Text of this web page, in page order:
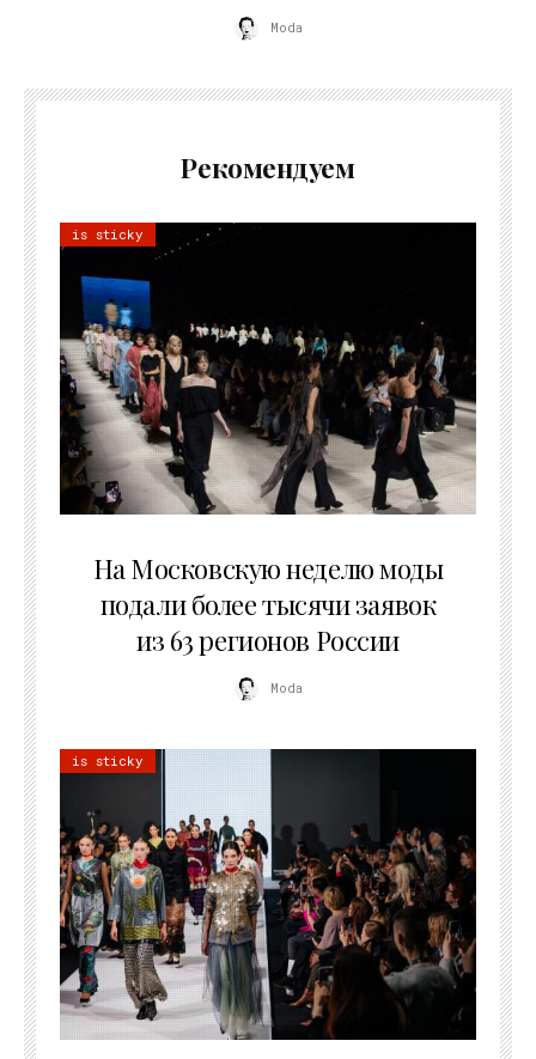
Moda
Рекомендуем
is sticky
На Московскую неделю моды
подали более тысячи заявок
из 63 регионов России
Moda
is sticky